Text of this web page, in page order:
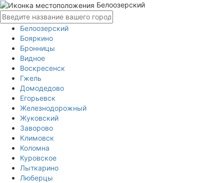
Белоозерский
Белоозерский
Бояркино
Бронницы
Видное
Воскресенск
Гжель
Домодедово
Егорьевск
Железнодорожный
Жуковский
Заворово
Климовск
Коломна
Куровское
Лыткарино
Люберцы